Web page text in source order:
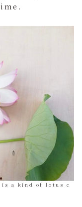
it is a kind of lotus c